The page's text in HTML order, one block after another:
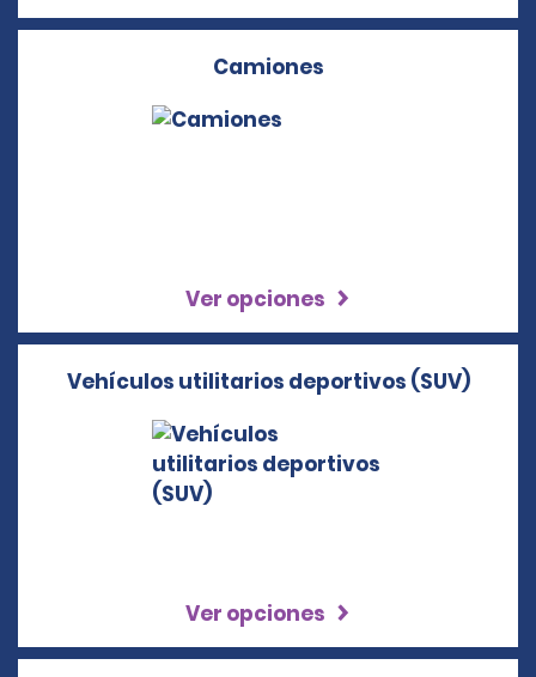
Camiones
Ver opciones
Vehículos utilitarios deportivos (SUV)
Ver opciones